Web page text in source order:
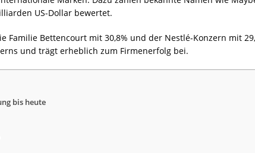
US-Dollar bewertet.
Familie Bettencourt mit 30,8% und der Nestlé-Konzern mit
und trägt erheblich zum Firmenerfolg bei.
bis heute